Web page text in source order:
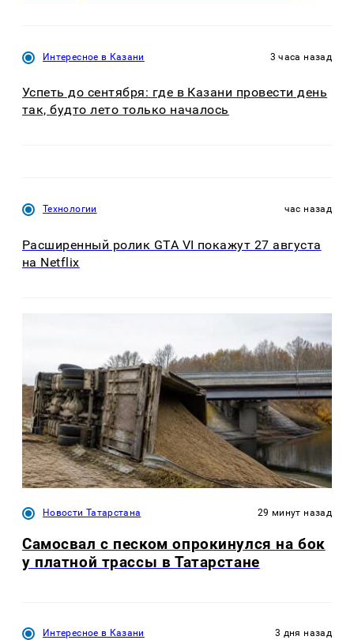
Интересное в Казани 3 часа назад
Успеть до сентября: где в Казани провести день
так, будто лето только началось
Технологии час назад
Расширенный ролик GTA VI покажут 27 августа
на Netflix
Новости Татарстана 29 минут назад
Самосвал с песком опрокинулся на бок
у платной трассы в Татарстане
Интересное в Казани 3 дня назад